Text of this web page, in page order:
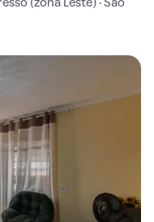
(zona Leste) · São